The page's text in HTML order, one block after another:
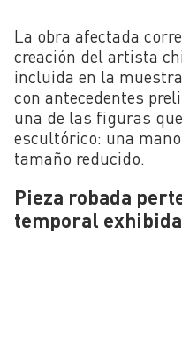
La obra afectada
creación del artista
incluida en la muestra
con antecedentes
una de las figuras
escultórico: una
tamaño reducido.
Pieza robada
temporal